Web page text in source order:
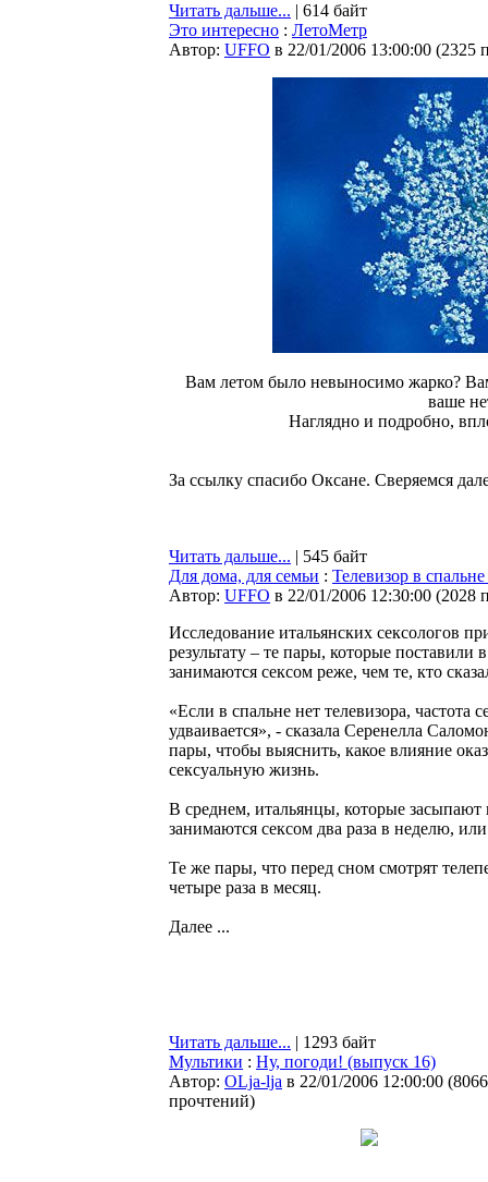
Читать дальше... | 614 байт
Это интересно : ЛетоМетр
Автор: UFFO в 22/01/2006 13:00:00 (2325
Вам летом было невыносимо жарко?
ваше
Наглядно и подробно,
За ссылку спасибо Оксане. Сверяемся
Читать дальше... | 545 байт
Для дома, для семьи : Телевизор в
Автор: UFFO в 22/01/2006 12:30:00 (2028
Исследование итальянских сексологов
результату – те пары, которые поставили
занимаются сексом реже, чем те, кто
«Если в спальне нет телевизора, частота
удваивается», - сказала Серенелла
пары, чтобы выяснить, какое влияние
сексуальную жизнь.
В среднем, итальянцы, которые засыпают
занимаются сексом два раза в неделю,
Те же пары, что перед сном смотрят
четыре раза в месяц.
Далее ...
Читать дальше... | 1293 байт
Мультики : Ну, погоди! (выпуск 16)
Автор: OLja-lja в 22/01/2006 12:00:00 (8066
прочтений)